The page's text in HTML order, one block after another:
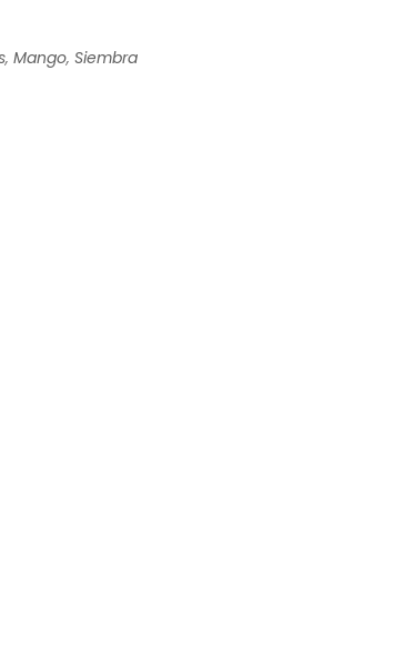
, Mango, Siembra